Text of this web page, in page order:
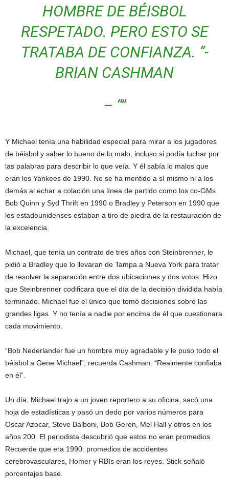
HOMBRE DE BÉISBOL
RESPETADO. PERO ESTO SE
TRATABA DE CONFIANZA. “-
BRIAN CASHMAN
– “”
Y Michael tenía una habilidad especial para mirar a los jugadores
de béisbol y saber lo bueno de lo malo, incluso si podía luchar por
las palabras para describir lo que veía. Y él sabía lo malos que
eran los Yankees de 1990. No se ha mentido a sí mismo ni a los
demás al echar a colación una línea de partido como los co-GMs
Bob Quinn y Syd Thrift en 1990 o Bradley y Peterson en 1990 que
los estadounidenses estaban a tiro de piedra de la restauración de
la excelencia.
Michael, que tenía un contrato de tres años con Steinbrenner, le
pidió a Bradley que lo llevaran de Tampa a Nueva York para tratar
de resolver la separación entre dos ubicaciones y dos votos. Hizo
que Steinbrenner codificara que el día de la decisión dividida había
terminado. Michael fue el único que tomó decisiones sobre las
grandes ligas. Y no tenía a nadie por encima de él que cuestionara
cada movimiento.
“Bob Nederlander fue un hombre muy agradable y le puso todo el
béisbol a Gene Michael”, recuerda Cashman. “Realmente confiaba
en él”.
Un día, Michael trajo a un joven reportero a su oficina, sacó una
hoja de estadísticas y pasó un dedo por varios números para
Oscar Azocar, Steve Balboni, Bob Geren, Mel Hall y otros en los
años 200. El periodista descubrió que estos no eran promedios.
Recuerde que era 1990: promedios de accidentes
cerebrovasculares, Homer y RBIs eran los reyes. Stick señaló
porcentajes base.